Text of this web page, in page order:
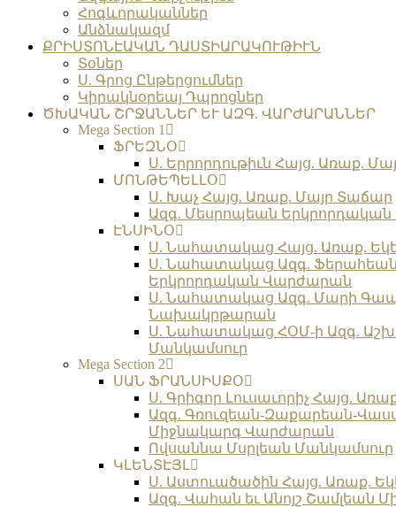
Հոգևորականներ
Անձնակազմ
ՔՐԻՍՏՈՆԷԱԿԱՆ ԴԱՍՏԻԱՐԱԿՈՒԹԻՒՆ
Տօներ
Ս. Գրոց Ընթերցումներ
Կիրակնօրեայ Դպրոցներ
ԾԽԱԿԱՆ ՇՐՋԱՆՆԵՐ ԵՒ ԱԶԳ. ՎԱՐԺԱՐԱՆՆԵՐ
Mega Section 1
ՖՐԵԶՆՕ
Ս. Երրորդութիւն Հայց. Առաք.
ՄՈՆԹԵՊԵԼԼՕ
Ս. Խաչ Հայց. Առաք. Մայր Տաճար
Ազգ. Մեսրոպեան
ԷՆՍԻՆՕ
Ս. Նահատակաց Հայց. Առաք.
Ս. Նահատակաց Ազգ.
Երկրորդական Վարժարան
Ս. Նահատակաց Ազգ. Մարի
Նախակրթարան
Ս. Նահատակաց ՀՕՄ-ի Ազգ.
Մանկամսուր
Mega Section 2
ՍԱՆ ՖՐԱՆՍԻՍՔՕ
Ս. Գրիգոր Լուսաւորիչ Հայց.
Ազգ. Գռուզեան-Զաքարեան-
Միջնակարգ Վարժարան
Ովսաննա Մսրլեան Մանկամսուր
ԿԼԵՆՏԷՅԼ
Ս. Աստուածածին Հայց. Առաք.
Ազգ. Վահան եւ Անոյշ Շամլեան